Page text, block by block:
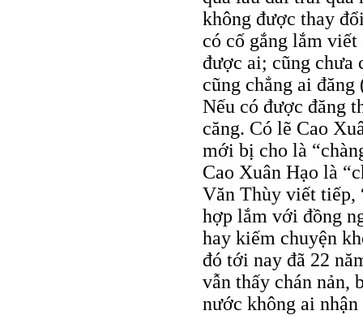
không được thay
có cố gắng lắm
được ai; cũng chưa
cũng chẳng ai
Nếu có được đăng
căng. Có lẽ Cao
mới bị cho là
Cao Xuân Hạo là
Văn Thùy viết tiếp,
hợp lắm với đồng
hay kiếm chuyện
đó tới nay đã 22
vẫn thấy chán nản,
nước không ai nhận